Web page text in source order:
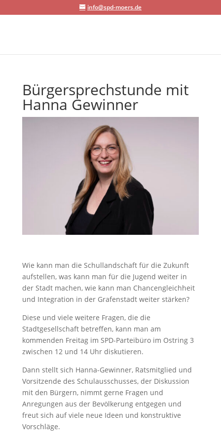
info@spd-moers.de
Bürgersprechstunde mit
Hanna Gewinner
Wie kann man die Schullandschaft für die Zukunft
aufstellen, was kann man für die Jugend weiter in
der Stadt machen, wie kann man Chancengleichheit
und Integration in der Grafenstadt weiter stärken?
Diese und viele weitere Fragen, die die
Stadtgesellschaft betreffen, kann man am
kommenden Freitag im SPD-Parteibüro im Ostring 3
zwischen 12 und 14 Uhr diskutieren.
Dann stellt sich Hanna-Gewinner, Ratsmitglied und
Vorsitzende des Schulausschusses, der Diskussion
mit den Bürgern, nimmt gerne Fragen und
Anregungen aus der Bevölkerung entgegen und
freut sich auf viele neue Ideen und konstruktive
Vorschläge.